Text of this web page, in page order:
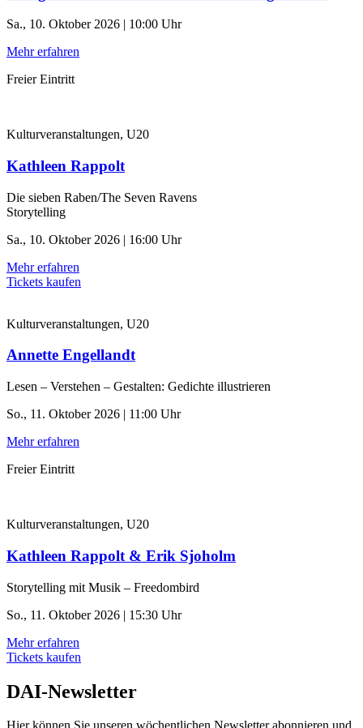
Sa., 10. Oktober 2026 | 10:00 Uhr
Mehr erfahren
Freier Eintritt
Kulturveranstaltungen, U20
Kathleen Rappolt
Die sieben Raben/The Seven Ravens
Storytelling
Sa., 10. Oktober 2026 | 16:00 Uhr
Mehr erfahren
Tickets kaufen
Kulturveranstaltungen, U20
Annette Engellandt
Lesen – Verstehen – Gestalten: Gedichte illustrieren
So., 11. Oktober 2026 | 11:00 Uhr
Mehr erfahren
Freier Eintritt
Kulturveranstaltungen, U20
Kathleen Rappolt & Erik Sjoholm
Storytelling mit Musik – Freedombird
So., 11. Oktober 2026 | 15:30 Uhr
Mehr erfahren
Tickets kaufen
DAI-Newsletter